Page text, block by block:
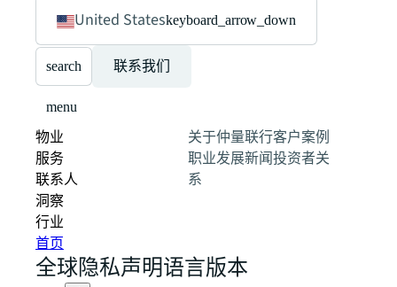
United Stateskeyboard_arrow_down
search 联系我们
menu
物业
服务
联系人
洞察
行业
关于仲量联行客户案例
职业发展新闻投资者关
系
首页
全球隐私声明语言版本